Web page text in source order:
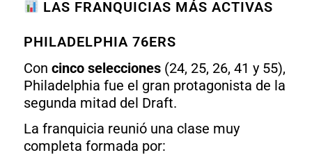
LAS FRANQUICIAS MÁS ACTIVAS
PHILADELPHIA 76ERS
Con cinco selecciones(24, 25, 26, 41 y 55),
Philadelphia fue el gran protagonista de la
segunda mitad del Draft.
La franquicia reunió una clase muy
completa formada por: